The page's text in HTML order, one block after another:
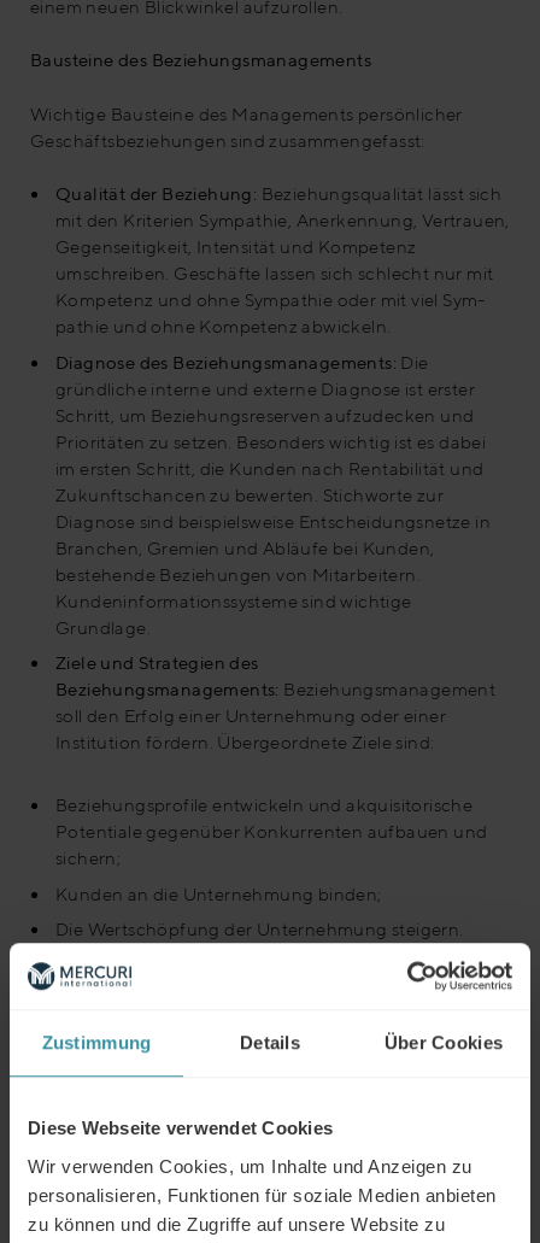
Zustimmung Details Über Cookies
Diese Webseite verwendet Cookies
Wir verwenden Cookies, um Inhalte und Anzeigen zu
personalisieren, Funktionen für soziale Medien anbieten
zu können und die Zugriffe auf unsere Website zu
einem neuen Blickwinkel aufzurollen.
Bausteine des Beziehungsmanagements
Wichtige Bausteine des Managements persönlicher
Geschäftsbeziehungen sind zusammengefasst:
Qualität der Beziehung: Beziehungsqualität lässt sich
mit den Kriterien Sympathie, Anerkennung, Vertrauen,
Gegenseitigkeit, Intensität und Kompetenz
umschreiben. Geschäfte lassen sich schlecht nur mit
Kompetenz und ohne Sympathie oder mit viel Sym-
pathie und ohne Kompetenz abwickeln.
Diagnose des Beziehungsmanagements: Die
gründliche interne und externe Diagnose ist erster
Schritt, um Beziehungsreserven aufzudecken und
Prioritäten zu setzen. Besonders wichtig ist es dabei
im ersten Schritt, die Kunden nach Rentabilität und
Zukunftschancen zu bewerten. Stichworte zur
Diagnose sind beispielsweise Entscheidungsnetze in
Branchen, Gremien und Abläufe bei Kunden,
bestehende Beziehungen von Mitarbeitern.
Kundeninformationssysteme sind wichtige
Grundlage.
Ziele und Strategien des
Beziehungsmanagements: Beziehungsmanagement
soll den Erfolg einer Unternehmung oder einer
Institution fördern. Übergeordnete Ziele sind:
Beziehungsprofile entwickeln und akquisitorische
Potentiale gegenüber Konkurrenten aufbauen und
sichern;
Kunden an die Unternehmung binden;
Die Wertschöpfung der Unternehmung steigern.
Es gibt grundsätzliche Strategien, die ausdrücken, wie
umgehen können. Varianten sind etwa:
Beziehungspflege zu sämtlichen Anspruchsgruppen
Breites Beziehungsmanagement als Frühwarnsystem
und Plattform für Innovationen contra